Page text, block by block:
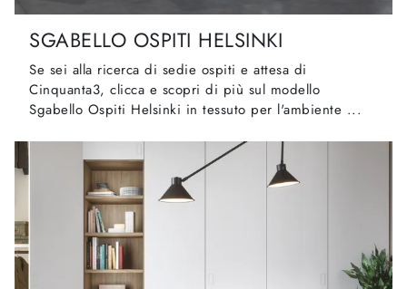
SGABELLO OSPITI HELSINKI
Se sei alla ricerca di sedie ospiti e attesa di
Cinquanta3, clicca e scopri di più sul modello
Sgabello Ospiti Helsinki in tessuto per l'ambiente ...